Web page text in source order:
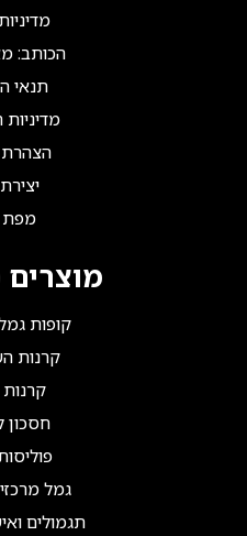
הכותב:
תנאי
הצהרת
מוצרים
קופות
קרנות
חסכון
גמל
תגמולים